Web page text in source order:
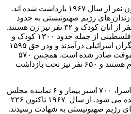
به گفته وی، حدود یک میلیون نفر از سال ۱۹۶۷ بازداشت شده اند.
های رژیم صهیونیستی به حدود
۴۴۵۰ نفر رسیده که ۱۶۰ نفر از آنان کودک و ۳۲ نفر نیز زن هستند.
در سال ۲۰۲۱ حدود ۸۰۰۰ فلسطینی از جمله حدود ۱۳۰۰ کودک و
۱۸۴ زن به بازداشت اشغالگران اسرائیلی درآمدند و ودر حق ۱۵۹۵
نفر از آنان حکم بازداشت موقت صادر شده است. همچنین ۵۷۰
اسیر نیز به حبس ابد محکوم هستند و ۶۵۰ نفر نیز تحت بازداشت
مسلمی بیان کرد: در میان اسرا، ۷۰۰ اسیر بیمار و ۶ نماینده مجلس
قانونگذاری فلسطین نیز دیده می شود. از سال ۱۹۶۷ تاکنون ۲۲۶
رژیم صهیونیستی به شهادت رسیدند.